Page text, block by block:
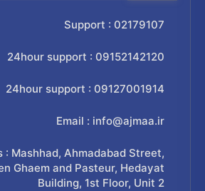
Support : 02179107
24hour support : 09152142120
24hour support : 09127001914
Email : info@ajmaa.ir
: Mashhad, Ahmadabad Street,
Ghaem and Pasteur, Hedayat
Building, 1st Floor, Unit 2